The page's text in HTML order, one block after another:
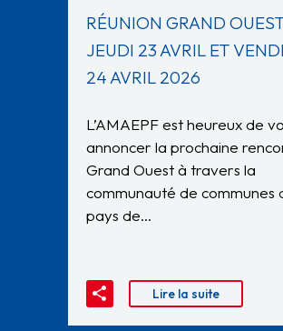
RÉUNION GRAND
JEUDI 23 AVRIL ET
24 AVRIL 2026
L’AMAEPF est heureux de
annoncer la prochaine
Grand Ouest à travers la
communauté de communes
pays de…
Lire la suite